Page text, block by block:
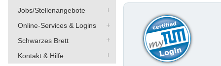
Jobs/Stellenangebote
Online-Services & Logins
Schwarzes Brett
Kontakt & Hilfe